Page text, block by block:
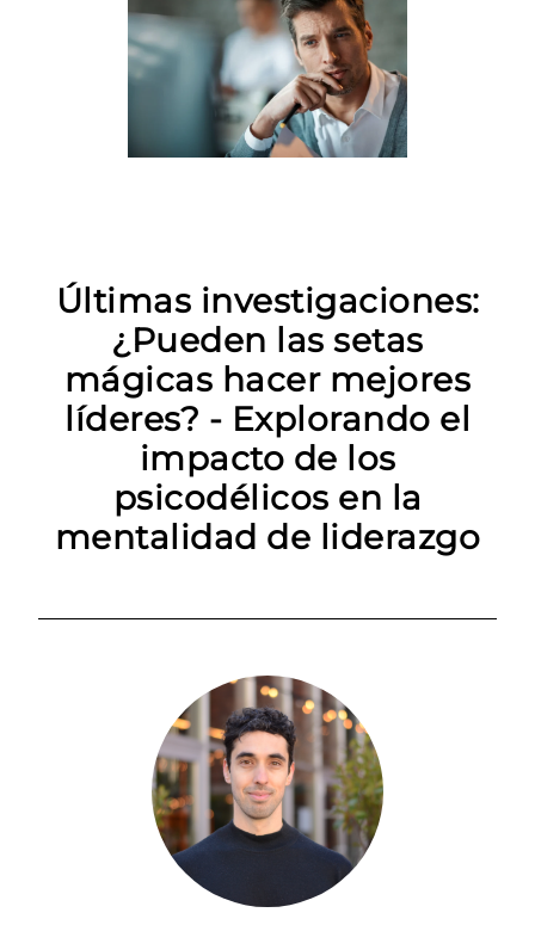
Últimas investigaciones:
¿Pueden las setas
mágicas hacer mejores
líderes? - Explorando el
impacto de los
psicodélicos en la
mentalidad de liderazgo